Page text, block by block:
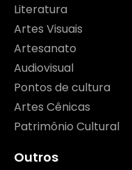
Literatura
Artes Visuais
Artesanato
Audiovisual
Pontos de cultura
Artes Cênicas
Patrimônio Cultural
Outros